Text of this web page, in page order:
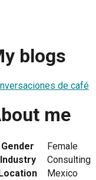
blogs
de café
me
Gender
Female
Industry
Consulting
Mexico